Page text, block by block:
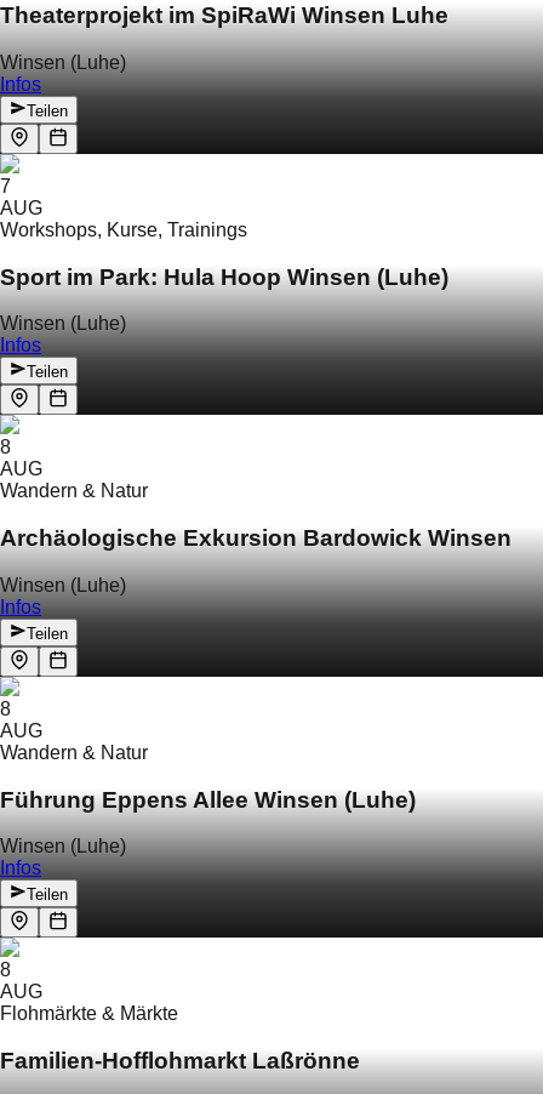
Theaterprojekt im SpiRaWi Winsen Luhe
Winsen (Luhe)
Infos
Teilen
7
AUG
Workshops, Kurse, Trainings
Sport im Park: Hula Hoop Winsen (Luhe)
Winsen (Luhe)
Infos
Teilen
8
AUG
Wandern & Natur
Archäologische Exkursion Bardowick Winsen
Winsen (Luhe)
Infos
Teilen
8
AUG
Wandern & Natur
Führung Eppens Allee Winsen (Luhe)
Winsen (Luhe)
Infos
Teilen
8
AUG
Flohmärkte & Märkte
Familien-Hofflohmarkt Laßrönne